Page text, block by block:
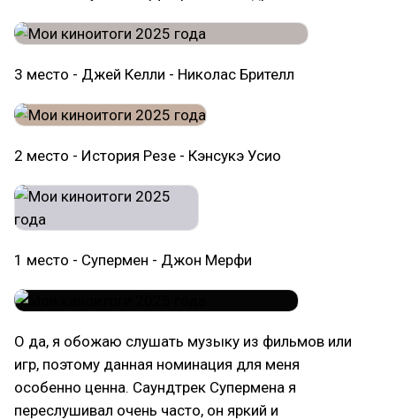
3 место - Джей Келли - Николас Брителл
2 место - История Резе - Кэнсукэ Усио
1 место - Супермен - Джон Мерфи
О да, я обожаю слушать музыку из фильмов или
игр, поэтому данная номинация для меня
особенно ценна. Саундтрек Супермена я
переслушивал очень часто, он яркий и